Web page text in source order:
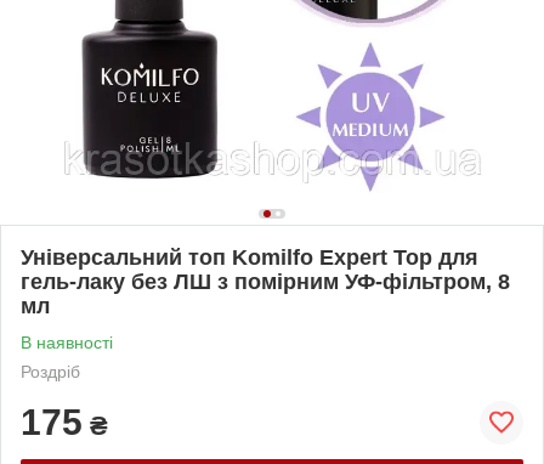
Універсальний топ Komilfo Expert Top для
гель-лаку без ЛШ з помірним УФ-фільтром, 8
мл
В наявності
Роздріб
175 ₴